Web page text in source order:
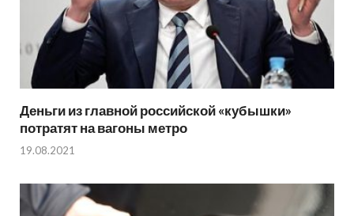
Деньги из главной российской «кубышки»
потратят на вагоны метро
19.08.2021